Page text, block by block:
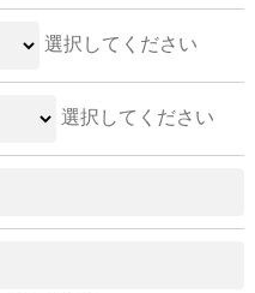
選択してください
選択してください